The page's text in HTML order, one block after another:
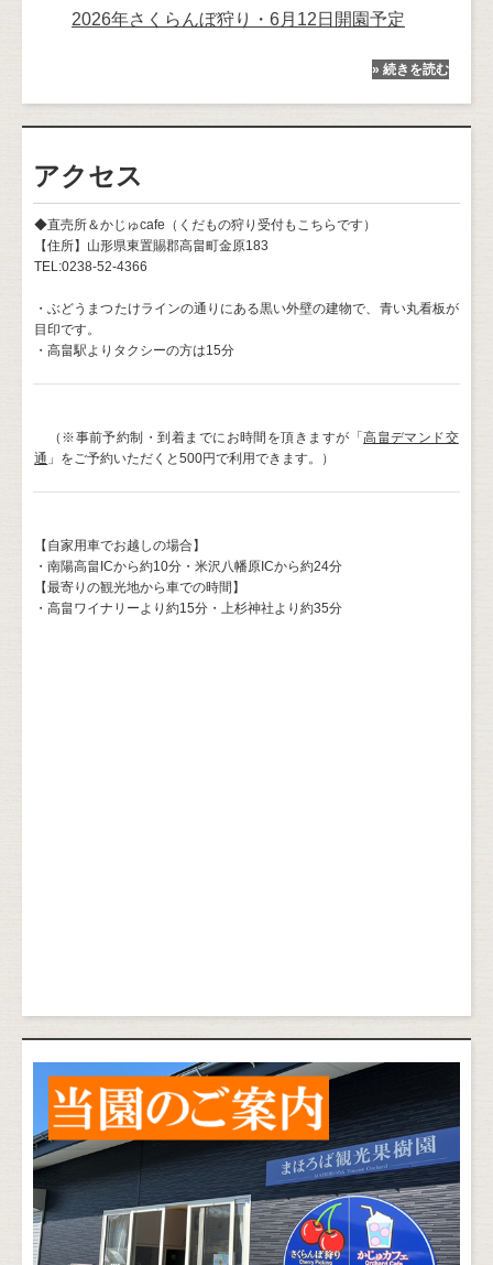
2026年さくらんぼ狩り・6月12日開園予定
» 続きを読む
アクセス
◆直売所＆かじゅcafe（くだもの狩り受付もこちらです）
【住所】山形県東置賜郡高畠町金原183
TEL:0238-52-4366
・ぶどうまつたけラインの通りにある黒い外壁の建物で、青い丸看板が
目印です。
・高畠駅よりタクシーの方は15分
（※事前予約制・到着までにお時間を頂きますが「高畠デマンド交
通 」をご予約いただくと500円で利用できます。）
【自家用車でお越しの場合】
・南陽高畠ICから約10分・米沢八幡原ICから約24分
【最寄りの観光地から車での時間】
・高畠ワイナリーより約15分・上杉神社より約35分